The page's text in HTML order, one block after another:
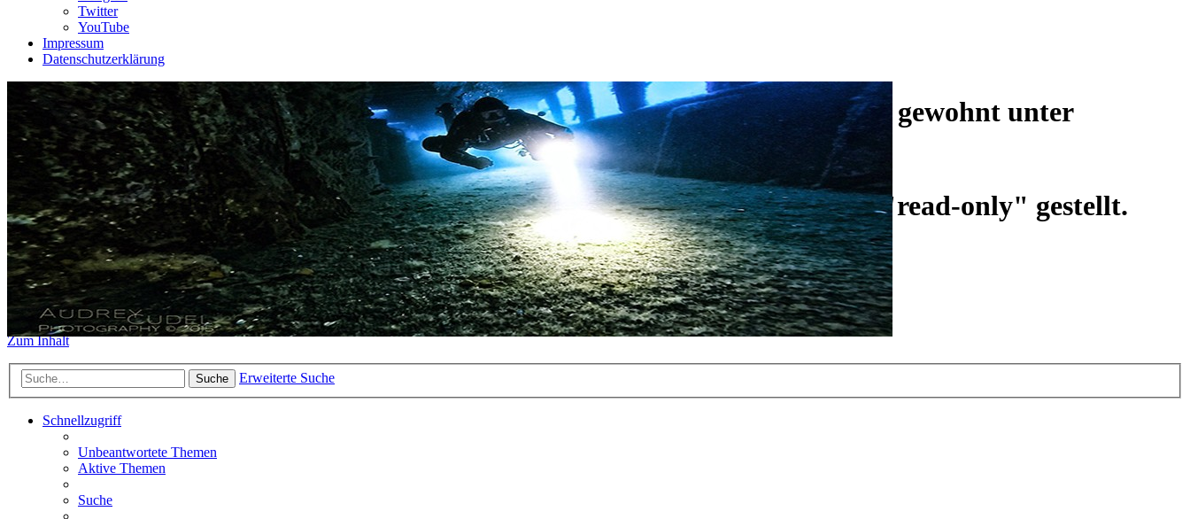
Twitter
YouTube
Impressum
Datenschutzerklärung
Das Sidemount-Forum ist auf ein neues Forensystem umgezogen und wie gewohnt unter
https://www.sidemount-forum.comerreichbar.
Das alte Forum hier existiert nur aufgrund der
alten Galerieund ist auf "read-only" gestellt.
Sidemount-Forum
Erlebe den Unterschied
Zum Inhalt
Suche Erweiterte Suche
Schnellzugriff
Unbeantwortete Themen
Aktive Themen
Suche